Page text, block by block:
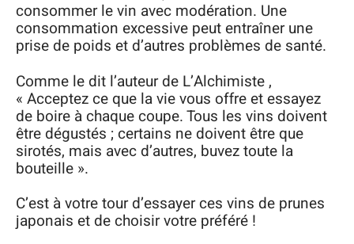
consommer le vin avec modération. Une
consommation excessive peut entraîner une
prise de poids et d’autres problèmes de santé.
Comme le dit l’auteur de L’Alchimiste ,
« Acceptez ce que la vie vous offre et essayez
de boire à chaque coupe. Tous les vins doivent
être dégustés ; certains ne doivent être que
sirotés, mais avec d’autres, buvez toute la
bouteille ».
C’est à votre tour d’essayer ces vins de prunes
japonais et de choisir votre préféré !